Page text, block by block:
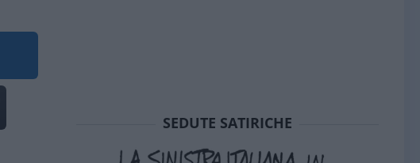
SEDUTE SATIRICHE